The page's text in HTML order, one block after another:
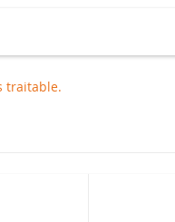
traitable.